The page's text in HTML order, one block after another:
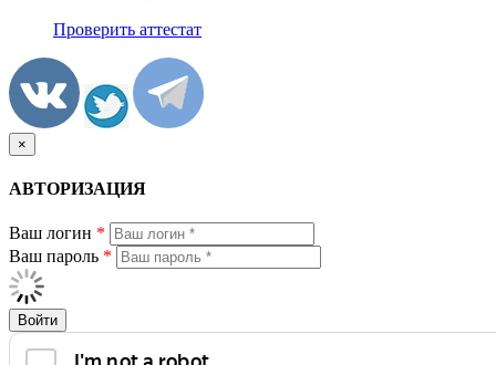
Проверить аттестат
×
АВТОРИЗАЦИЯ
Ваш логин *
Ваш пароль *
Войти